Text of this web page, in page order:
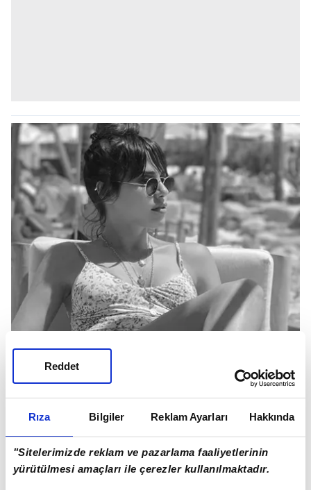
Rıza Bilgiler Reklam Ayarları Hakkında
"Sitelerimizde reklam ve pazarlama faaliyetlerinin
yürütülmesi amaçları ile çerezler kullanılmaktadır.
Reddet
İşte sizler için derlediğimiz ünlülerin 2022 yaz
tatilinden kareler...